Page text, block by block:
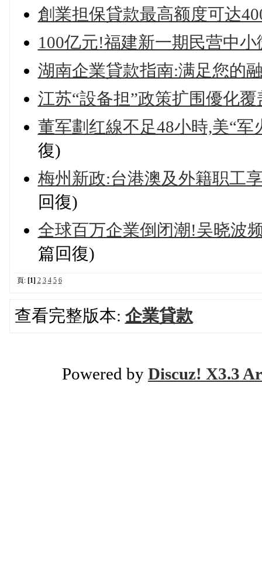
創業担保貸款最高额度可达
100亿元!福建新一期民营中
湖南企業貸款指南:满足您的
江苏“設备担”政策扩围優化
董军劃红線不足48小時,美“
復)
梅州新政:台港澳及外籍职工
回復)
全球百万企業倒闭潮!吴晓波
篇回復)
頁: [1] 2 3 4 5 6
查看完整版本: 企業貸款
Powered by Discuz! X3.3